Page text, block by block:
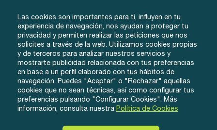
info@tuacademiafacil.com
600 816 978
Grados
Método
Conócenos
Testimonios
Contacto
Iniciar Sesión
Regístrate
Las cookies son importantes para ti, influyen en tu
experiencia de navegación, nos ayudan a proteger tu
privacidad y permiten realizar las peticiones que nos
solicites a través de la web. Utilizamos cookies propias
y de terceros para analizar nuestros servicios y
mostrarte publicidad relacionada con tus preferencias
en base a un perfil elaborado con tus hábitos de
navegación. Puedes "Aceptar" o "Rechazar" aquellas
cookies que no sean técnicas, así como configurar tus
preferencias pulsando "Configurar Cookies". Más
información, consulta nuestra Política de Cookies